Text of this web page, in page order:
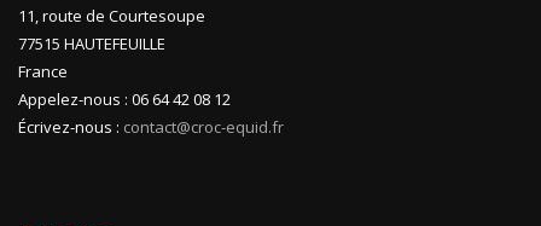
11, route de Courtesoupe
77515 HAUTEFEUILLE
France
Appelez-nous : 06 64 42 08 12
Écrivez-nous : contact@croc-equid.fr